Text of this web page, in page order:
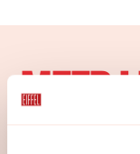
MEER